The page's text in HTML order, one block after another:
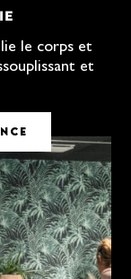
le corps et
et